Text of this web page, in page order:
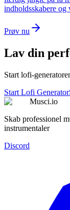
indholdsskabere og
Prøv nu
Lav din
Start lofi-
Start Lofi Generator
Musci.io
Skab professionel
instrumentaler
Discord